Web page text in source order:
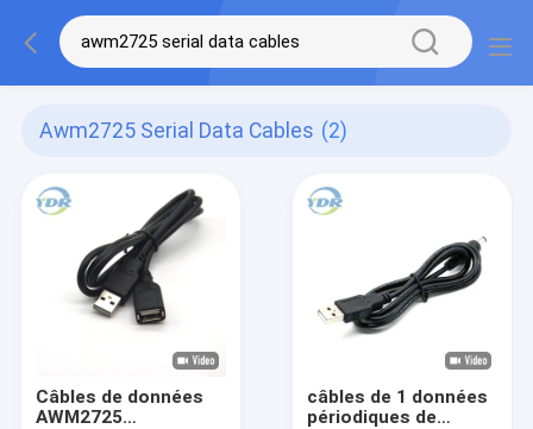
Awm2725 Serial Data Cables (2)
Câbles de données
AWM2725
câbles de 1 données
périodiques de